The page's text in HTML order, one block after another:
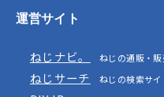
運営サイト
ねじナビ。 ねじの通販・販
ねじサーチ ねじの検索サイ